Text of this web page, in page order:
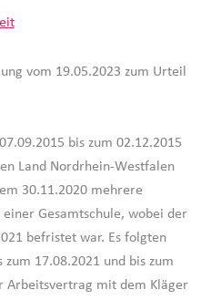
vom 19.05.2023 zum Urteil
bis zum 02.12.2015
Land Nordrhein-Westfalen
30.11.2020 mehrere
Gesamtschule, wobei der
befristet war. Es folgten
17.08.2021 und bis zum
Arbeitsvertrag mit dem Kläger